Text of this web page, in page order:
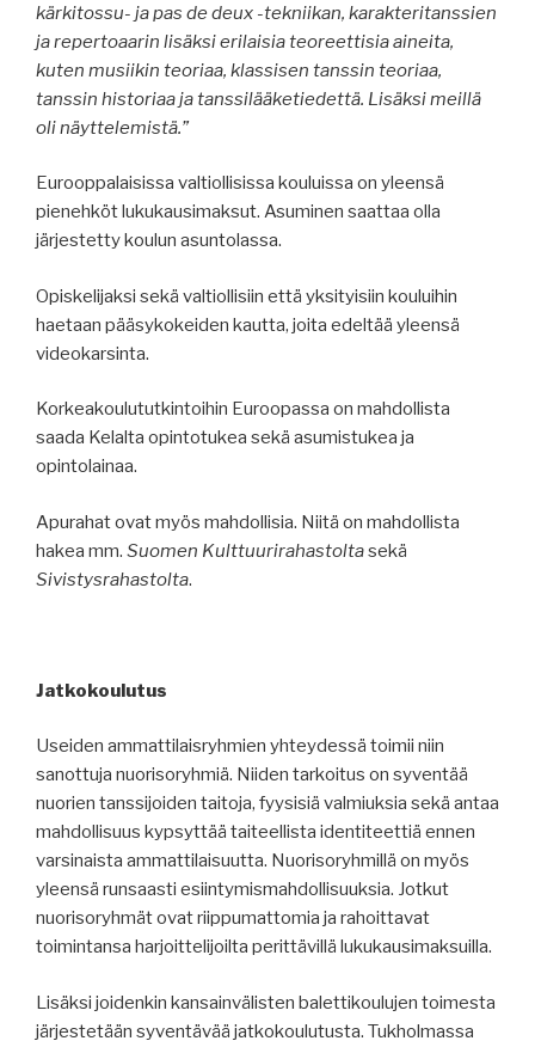
kärkitossu- ja pas de deux -tekniikan, karakteritanssien
ja repertoaarin lisäksi erilaisia teoreettisia aineita,
kuten musiikin teoriaa, klassisen tanssin teoriaa,
tanssin historiaa ja tanssilääketiedettä. Lisäksi meillä
oli näyttelemistä.”
Eurooppalaisissa valtiollisissa kouluissa on yleensä
pienehköt lukukausimaksut. Asuminen saattaa olla
järjestetty koulun asuntolassa.
Opiskelijaksi sekä valtiollisiin että yksityisiin kouluihin
haetaan pääsykokeiden kautta, joita edeltää yleensä
videokarsinta.
Korkeakoulututkintoihin Euroopassa on mahdollista
saada Kelalta opintotukea sekä asumistukea ja
opintolainaa.
Apurahat ovat myös mahdollisia. Niitä on mahdollista
hakea mm. Suomen Kulttuurirahastoltasekä
Sivistysrahastolta.
Jatkokoulutus
Useiden ammattilaisryhmien yhteydessä toimii niin
sanottuja nuorisoryhmiä. Niiden tarkoitus on syventää
nuorien tanssijoiden taitoja, fyysisiä valmiuksia sekä antaa
mahdollisuus kypsyttää taiteellista identiteettiä ennen
varsinaista ammattilaisuutta. Nuorisoryhmillä on myös
yleensä runsaasti esiintymismahdollisuuksia. Jotkut
nuorisoryhmät ovat riippumattomia ja rahoittavat
toimintansa harjoittelijoilta perittävillä lukukausimaksuilla.
Lisäksi joidenkin kansainvälisten balettikoulujen toimesta
järjestetään syventävää jatkokoulutusta. Tukholmassa